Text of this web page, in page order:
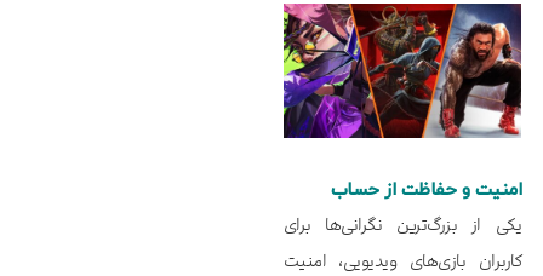
امنیت و حفاظت از حساب
یکی از بزرگ‌ترین نگرانی‌ها برای
کاربران بازی‌های ویدیویی، امنیت